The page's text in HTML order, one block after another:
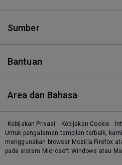
Sumber
Bantuan
Area dan Bahasa
Kebijakan Privasi Kebijakan Cookie
Untuk pengalaman tampilan terbaik,
menggunakan browser Mozilla Firefox
pada sistem Microsoft Windows atau